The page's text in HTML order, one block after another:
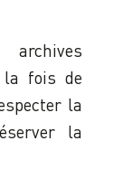
la fois de
la
la